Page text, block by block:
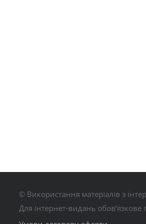
© Використання матеріалів з
Для інтернет-видань